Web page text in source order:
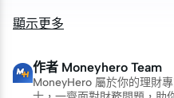
顯示更多
作者 Moneyhero Team
MoneyHero 屬於你的理財